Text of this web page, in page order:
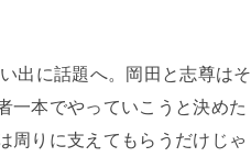
出に話題へ。岡田と志尊はそ
一本でやっていこうと決めた
周りに支えてもらうだけじゃ